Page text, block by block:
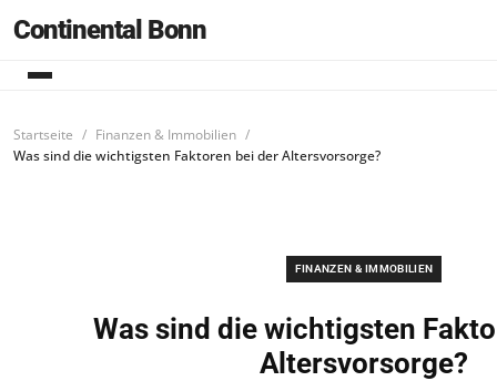
Continental Bonn
Startseite
Finanzen & Immobilien
Was sind die wichtigsten Faktoren bei der Altersvorsorge?
FINANZEN & IMMOBILIEN
Was sind die wichtigsten
Altersvorsorge?